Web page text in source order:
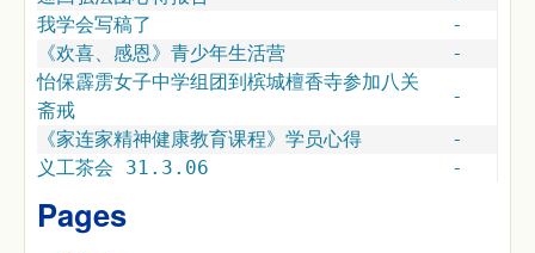
我学会写稿了
-
《欢喜、感恩》青少年生活营
-
怡保霹雳女子中学组团到槟城檀香寺参加八关
斋戒
-
《家连家精神健康教育课程》学员心得
-
义工茶会 31.3.06
-
Pages